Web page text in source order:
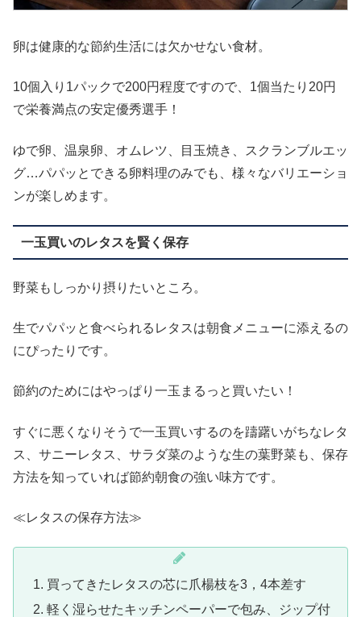
卵は健康的な節約生活には欠かせない食材。
10個入り1パックで200円程度ですので、1個当たり20円
で栄養満点の安定優秀選手！
ゆで卵、温泉卵、オムレツ、目玉焼き、スクランブルエッ
グ…パパッとできる卵料理のみでも、様々なバリエーショ
ンが楽しめます。
一玉買いのレタスを賢く保存
野菜もしっかり摂りたいところ。
生でパパッと食べられるレタスは朝食メニューに添えるの
にぴったりです。
節約のためにはやっぱり一玉まるっと買いたい！
すぐに悪くなりそうで一玉買いするのを躊躇いがちなレタ
ス、サニーレタス、サラダ菜のような生の葉野菜も、保存
方法を知っていれば節約朝食の強い味方です。
≪レタスの保存方法≫
買ってきたレタスの芯に爪楊枝を3，4本差す
軽く湿らせたキッチンペーパーで包み、ジップ付